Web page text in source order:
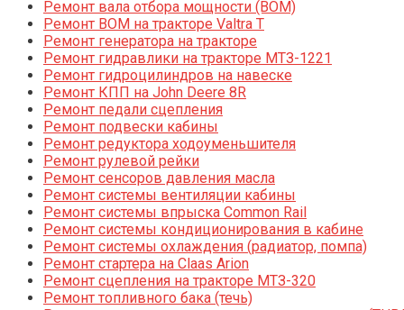
Ремонт вала отбора мощности (ВОМ)
Ремонт ВОМ на тракторе Valtra T
Ремонт генератора на тракторе
Ремонт гидравлики на тракторе МТЗ-1221
Ремонт гидроцилиндров на навеске
Ремонт КПП на John Deere 8R
Ремонт педали сцепления
Ремонт подвески кабины
Ремонт редуктора ходоуменьшителя
Ремонт рулевой рейки
Ремонт сенсоров давления масла
Ремонт системы вентиляции кабины
Ремонт системы впрыска Common Rail
Ремонт системы кондиционирования в кабине
Ремонт системы охлаждения (радиатор, помпа)
Ремонт стартера на Claas Arion
Ремонт сцепления на тракторе МТЗ-320
Ремонт топливного бака (течь)